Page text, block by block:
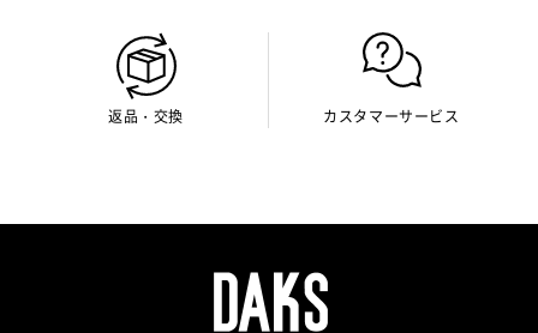
返品・交換 カスタマーサービス